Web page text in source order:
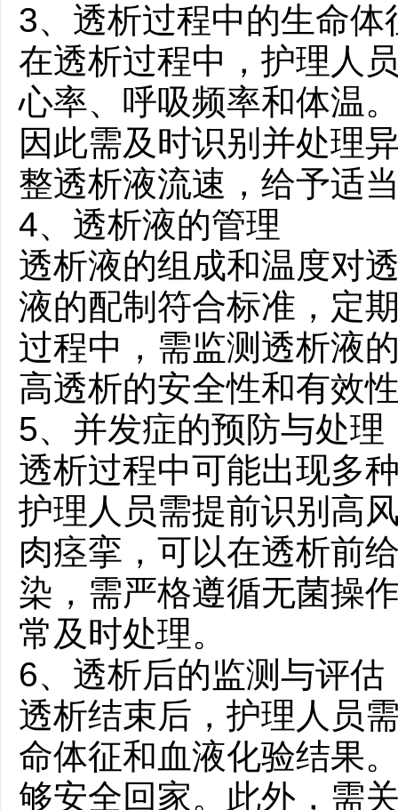
3、透析过程中的生命体
在透析过程中，护理人
心率、呼吸频率和体温
因此需及时识别并处理
整透析液流速，给予适
4、透析液的管理
透析液的组成和温度对
液的配制符合标准，定
过程中，需监测透析液
高透析的安全性和有效
5、并发症的预防与处理
透析过程中可能出现多
护理人员需提前识别高
肉痉挛，可以在透析前
染，需严格遵循无菌操
常及时处理。
6、透析后的监测与评估
透析结束后，护理人员
命体征和血液化验结果
够安全回家。此外，需